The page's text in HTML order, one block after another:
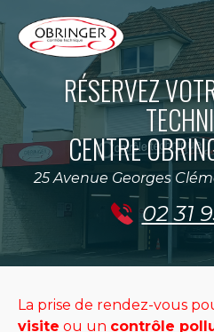
content
page
footer
RÉSERVEZ
CENTRE
25 Avenue Georges
02 31
La prise de rendez-vous
visite ou un contrôle